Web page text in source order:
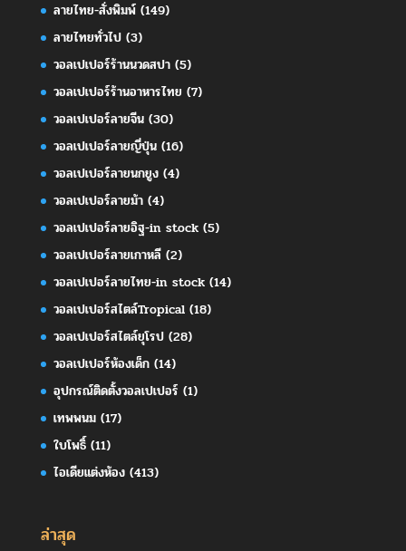
ลายไทย-สั่งพิมพ์(149)
ลายไทยทั่วไป(3)
วอลเปเปอร์ร้านนวดสปา(5)
วอลเปเปอร์ร้านอาหารไทย (7)
วอลเปเปอร์ลายจีน(30)
วอลเปเปอร์ลายญี่ปุ่น(16)
วอลเปเปอร์ลายนกยูง(4)
วอลเปเปอร์ลายม้า(4)
วอลเปเปอร์ลายอิฐ-in stock(5)
วอลเปเปอร์ลายเกาหลี(2)
วอลเปเปอร์ลายไทย-in stock(14)
วอลเปเปอร์สไตล์Tropical(18)
วอลเปเปอร์สไตล์ยุโรป(28)
วอลเปเปอร์ห้องเด็ก(14)
อุปกรณ์ติดตั้งวอลเปเปอร์ (1)
เทพพนม(17)
ใบโพธิ์(11)
ไอเดียแต่งห้อง(413)
ล่าสุด